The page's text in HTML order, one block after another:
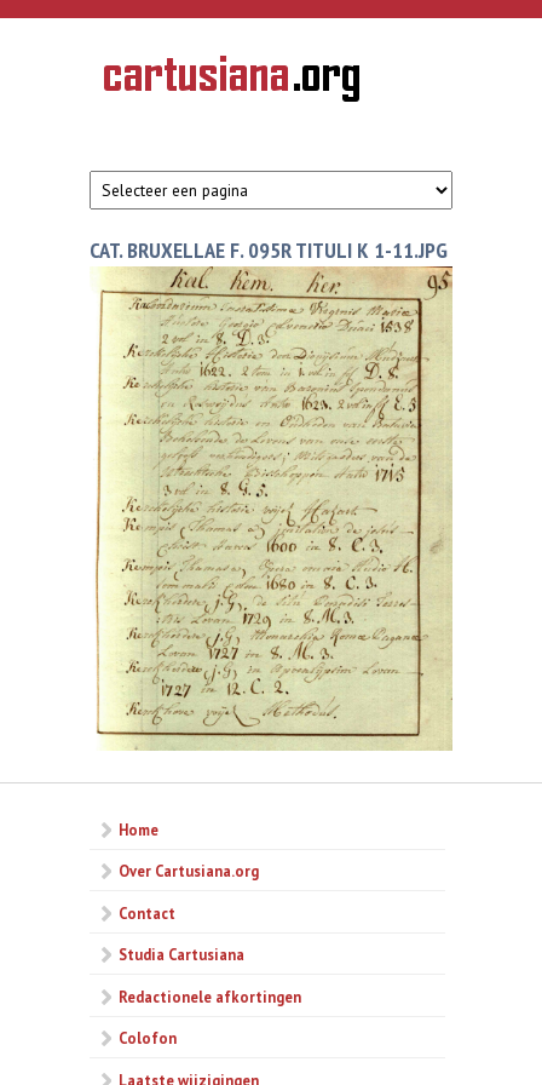
Overslaan en naar de inhoud gaan
CARTUSIANA
Geschiedenis
van de
CAT. BRUXELLAE F. 095R TITULI K 1-11.JPG
Home
Over Cartusiana.org
Contact
Studia Cartusiana
Redactionele afkortingen
Colofon
Laatste wijzigingen